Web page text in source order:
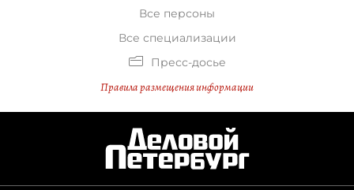
Все персоны
Все специализации
Пресс-досье
Правила размещения информации